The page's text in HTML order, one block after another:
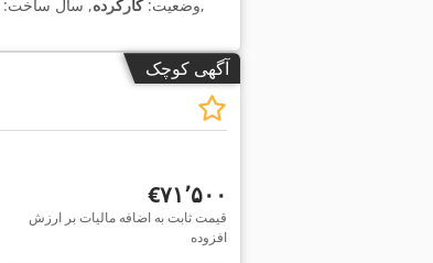
وضعیت:کارکرده, سال ساخت: ,
آگهی کوچک
‎€۷۱٬۵۰۰
قیمت ثابت به اضافه مالیات بر ارزش
افزوده